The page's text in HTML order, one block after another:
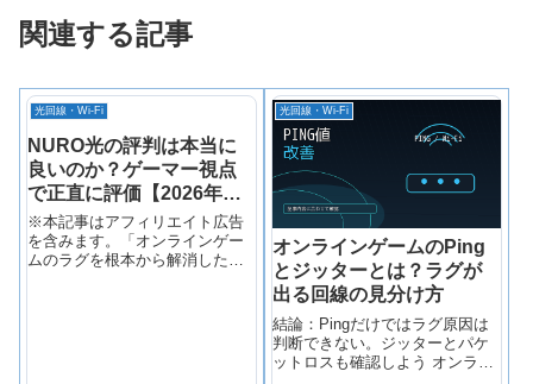
関連する記事
光回線・Wi-Fi
NURO光の評判は本当に
良いのか？ゲーマー視点
で正直に評価【2026年
版】
※本記事はアフィリエイト広告
を含みます。「オンラインゲー
ムのラグを根本から解消した
光回線・Wi-Fi
オンラインゲームのPing
とジッターとは？ラグが
出る回線の見分け方
結論：Pingだけではラグ原因は
判断できない。ジッターとパケ
ットロスも確認しよう オンライ